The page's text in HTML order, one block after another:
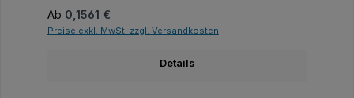
Regulärer Preis:
Ab 0,1561 €
Preise exkl. MwSt. zzgl. Versandkosten
Details